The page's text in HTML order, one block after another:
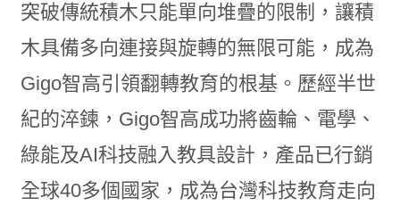
突破傳統積木只能單向堆疊的限制，讓積
木具備多向連接與旋轉的無限可能，成為
Gigo智高引領翻轉教育的根基。歷經半世
紀的淬鍊，Gigo智高成功將齒輪、電學、
綠能及AI科技融入教具設計，產品已行銷
全球40多個國家，成為台灣科技教育走向